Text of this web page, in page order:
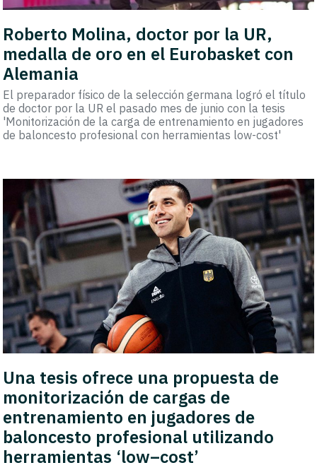
Roberto Molina, doctor por la UR,
medalla de oro en el Eurobasket con
Alemania
El preparador físico de la selección germana logró el título
de doctor por la UR el pasado mes de junio con la tesis
'Monitorización de la carga de entrenamiento en jugadores
de baloncesto profesional con herramientas low-cost'
Una tesis ofrece una propuesta de
monitorización de cargas de
entrenamiento en jugadores de
baloncesto profesional utilizando
herramientas ‘low–cost’